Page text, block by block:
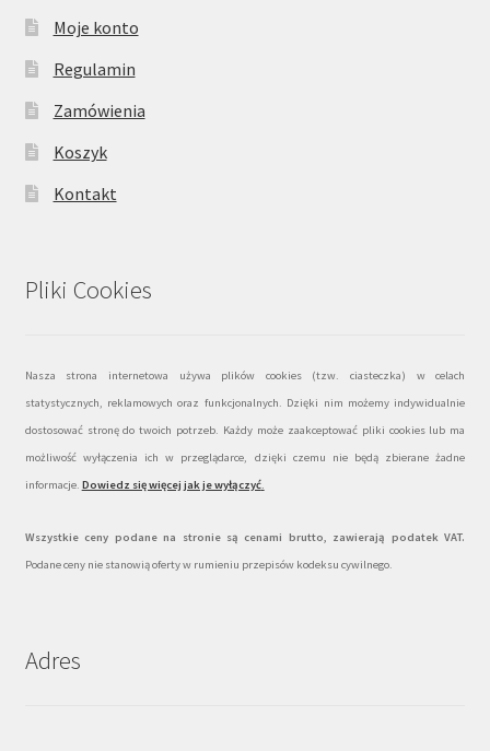
Moje konto
Regulamin
Zamówienia
Koszyk
Kontakt
Pliki Cookies
Nasza strona internetowa używa plików cookies (tzw. ciasteczka) w celach
statystycznych, reklamowych oraz funkcjonalnych. Dzięki nim możemy indywidualnie
dostosować stronę do twoich potrzeb. Każdy może zaakceptować pliki cookies lub ma
możliwość wyłączenia ich w przeglądarce, dzięki czemu nie będą zbierane żadne
informacje. Dowiedz się więcej jak je wyłączyć.
Wszystkie ceny podane na stronie są cenami brutto, zawierają podatek VAT.
Podane ceny nie stanowią oferty w rumieniu przepisów kodeksu cywilnego.
Adres